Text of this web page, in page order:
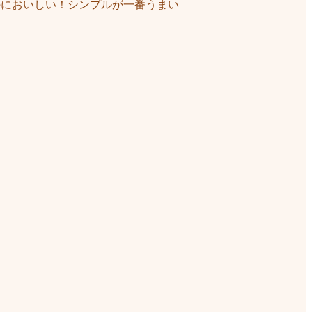
おいしい！シンプルが一番うまい